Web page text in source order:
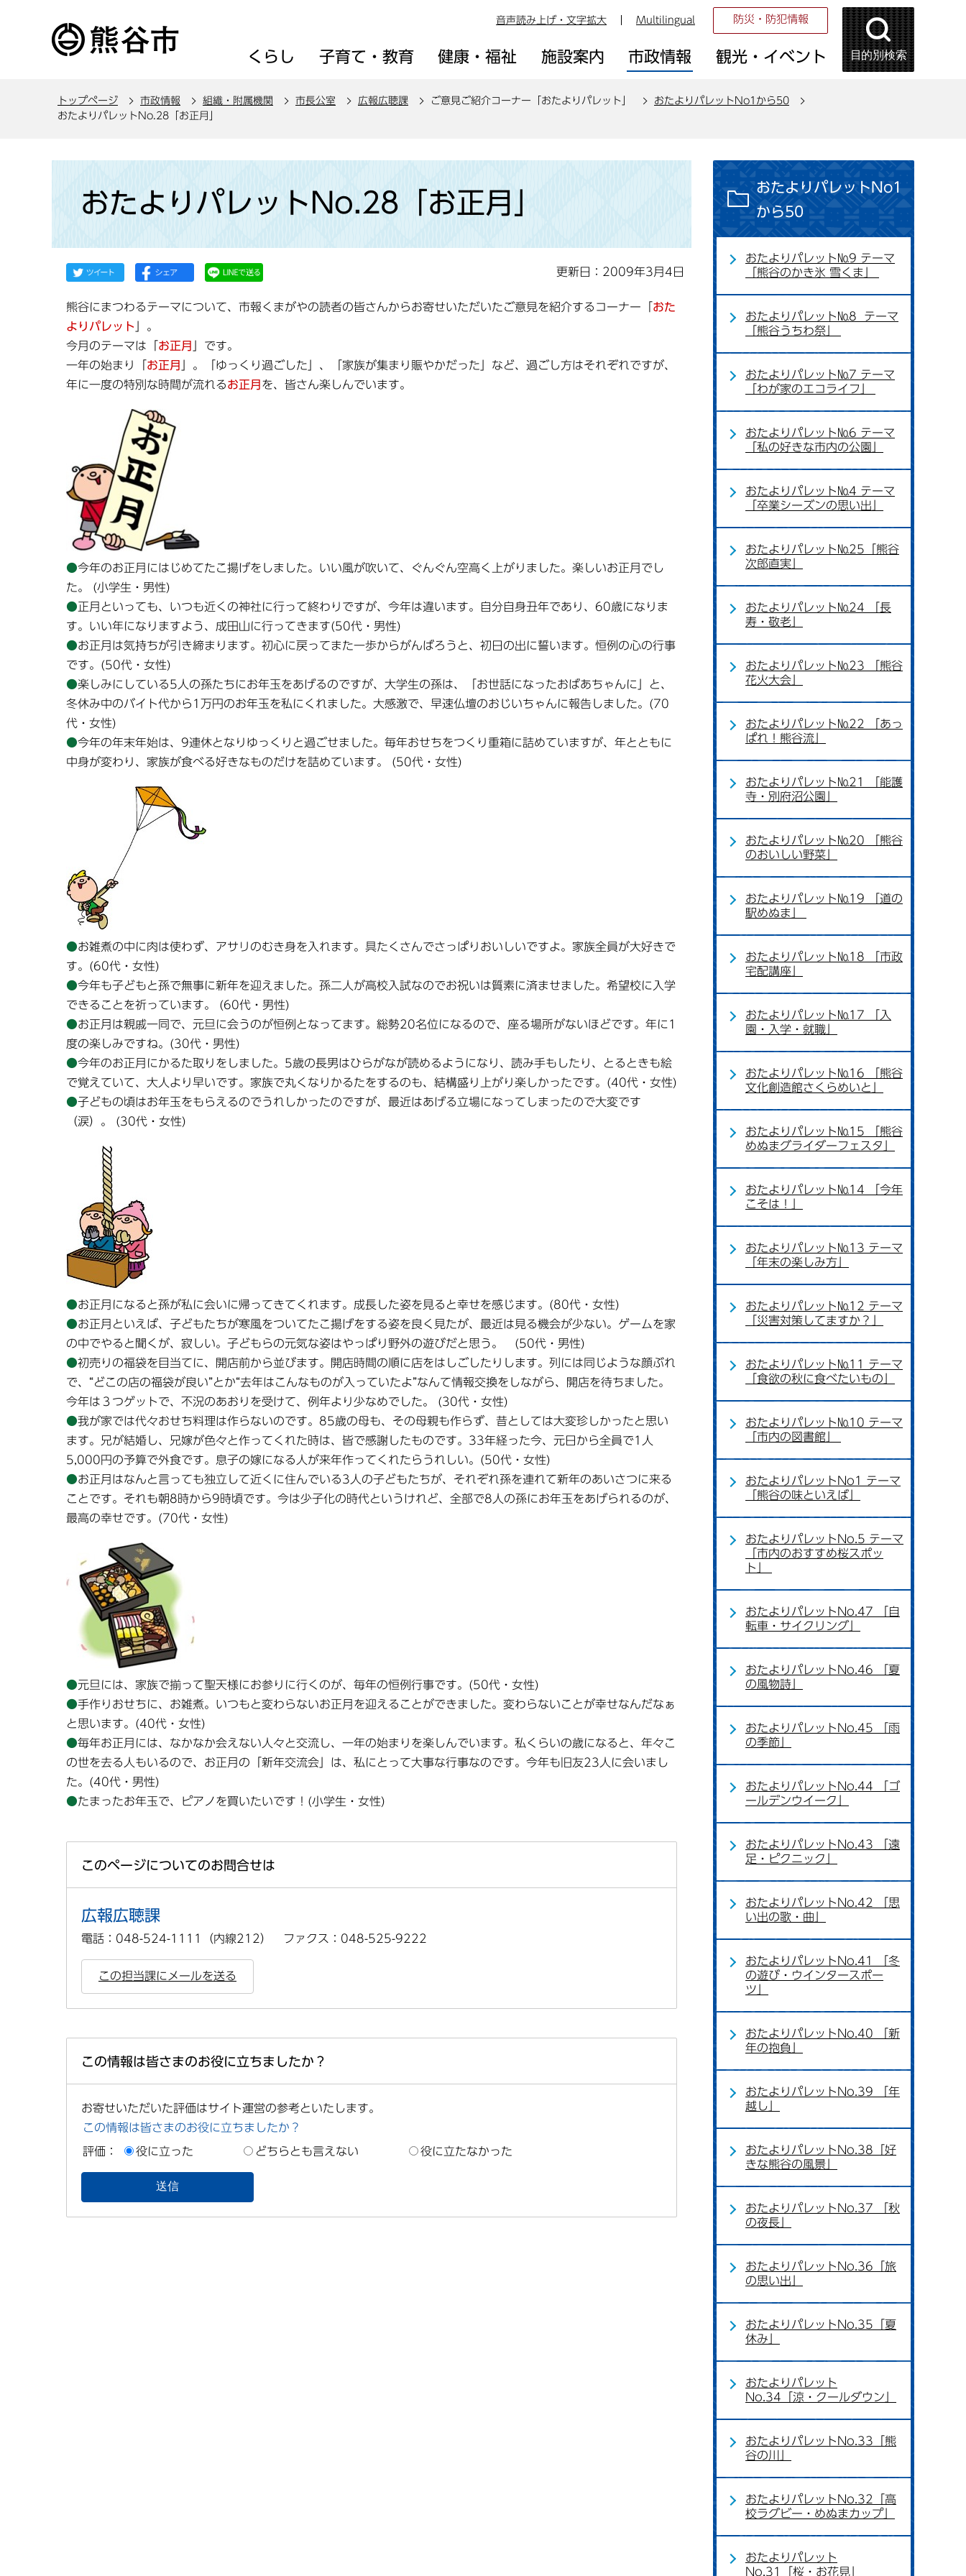
音声読み上げ・文字拡大 Multilingual 防災・防犯情報
くらし 子育て・教育 健康・福祉 施設案内 市政情報 観光・イベント 目的別検索
トップページ 市政情報 組織・附属機関 市長公室 広報広聴課 ご意見ご紹介コーナー「おたよりパレット」
おたよりパレットNo1から50
おたよりパレットNo.28「お正月」
か
おたよりパレットNo.28「お正月」
更新日：2009年3月4日
熊谷にまつわるテーマについて、市報くまがやの読者の皆さんからお寄せいただいたご意見を紹介するコーナー「 おた
よりパレット 」。
今月のテーマは「 お正月
」です。
一年の始まり「 お正月
」。「ゆっくり過ごした」、「家族が集まり賑やかだった」など、過ごし方はそれぞれですが、
年に一度の特別な時間が流れるお正月 を、皆さん楽しんでいます。
●今年のお正月にはじめてたこ揚げをしました。いい風が吹いて、ぐんぐん空高く上がりました。楽しいお正月でし
た。 (小学生・男性)
● 正月といっても、いつも近くの神社に行って終わりですが、今年は違います。自分自身丑年であり、60歳になりま
す。いい年になりますよう、成田山に行ってきます(50代・男性)
●お正月は気持ちが引き締まります。初心に戻ってまた一歩からがんばろうと、初日の出に誓います。恒例の心の行事
です。(50代・女性)
●楽しみにしている5人の孫たちにお年玉をあげるのですが、大学生の孫は、「お世話になったおばあちゃんに」と、
冬休み中のバイト代から1万円のお年玉を私にくれました。大感激で、早速仏壇のおじいちゃんに報告しました。(70
代・女性)
●今年の年末年始は、9連休となりゆっくりと過ごせました。毎年おせちをつくり重箱に詰めていますが、年とともに
中身が変わり、家族が食べる好きなものだけを詰めています。 (50代・女性)
●お雑煮の中に肉は使わず、アサリのむき身を入れます。具たくさんでさっぱりおいしいですよ。家族全員が大好きで
す。(60代・女性)
●今年も子どもと孫で無事に新年を迎えました。孫二人が高校入試なのでお祝いは質素に済ませました。希望校に入学
できることを祈っています。 (60代・男性)
●お正月は親戚一同で、元旦に会うのが恒例となってます。総勢20名位になるので、座る場所がないほどです。年に1
度の楽しみですね。(30代・男性)
●今年のお正月にかるた取りをしました。5歳の長男はひらがなが読めるようになり、読み手もしたり、とるときも絵
で覚えていて、大人より早いです。家族で丸くなりかるたをするのも、結構盛り上がり楽しかったです。(40代・女性)
●子どもの頃はお年玉をもらえるのでうれしかったのですが、最近はあげる立場になってしまったので大変です
（涙）。 (30代・女性)
●お正月になると孫が私に会いに帰ってきてくれます。成長した姿を見ると幸せを感じます。(80代・女性)
●お正月といえば、子どもたちが寒風をついてたこ揚げをする姿を良く見たが、最近は見る機会が少ない。ゲームを家
の中でやると聞くが、寂しい。子どもらの元気な姿はやっぱり野外の遊びだと思う。 (50代・男性)
●初売りの福袋を目当てに、開店前から並びます。開店時間の順に店をはしごしたりします。列には同じような顔ぶれ
で、“どこの店の福袋が良い”とか“去年はこんなものが入っていたよ”なんて情報交換をしながら、開店を待ちました。
今年は３つゲットで、不況のあおりを受けて、例年より少なめでした。 (30代・女性)
●我が家では代々おせち料理は作らないのです。85歳の母も、その母親も作らず、昔としては大変珍しかったと思い
ます。兄が結婚し、兄嫁が色々と作ってくれた時は、皆で感謝したものです。33年経った今、元日から全員で1人
5,000円の予算で外食です。息子の嫁になる人が来年作ってくれたらうれしい。(50代・女性)
●お正月はなんと言っても独立して近くに住んでいる3人の子どもたちが、それぞれ孫を連れて新年のあいさつに来る
ことです。それも朝8時から9時頃です。今は少子化の時代というけれど、全部で8人の孫にお年玉をあげられるのが、
最高の幸せです。(70代・女性)
●元旦には、家族で揃って聖天様にお参りに行くのが、毎年の恒例行事です。(50代・女性)
●手作りおせちに、お雑煮。いつもと変わらないお正月を迎えることができました。変わらないことが幸せなんだなぁ
と思います。(40代・女性)
●毎年お正月には、なかなか会えない人々と交流し、一年の始まりを楽しんでいます。私くらいの歳になると、年々こ
の世を去る人もいるので、お正月の「新年交流会」は、私にとって大事な行事なのです。今年も旧友23人に会いまし
た。(40代・男性)
●たまったお年玉で、ピアノを買いたいです！(小学生・女性)
このページについてのお問合せは
広報広聴課
電話：048-524-1111（内線212） ファクス：048-525-9222
この担当課にメールを送る
この情報は皆さまのお役に立ちましたか？
お寄せいただいた評価はサイト運営の参考といたします。
この情報は皆さまのお役に立ちましたか？
評価： 役に立った どちらとも言えない 役に立たなかった
おたよりパレットNo1
から50
おたよりパレット№9 テーマ
「熊谷のかき氷 雪くま」
おたよりパレット№8 テーマ
「熊谷うちわ祭」
おたよりパレット№7 テーマ
「わが家のエコライフ」
おたよりパレット№6 テーマ
「私の好きな市内の公園」
おたよりパレット№4 テーマ
「卒業シーズンの思い出」
おたよりパレット№25「熊谷
次郎直実」
おたよりパレット№24 「長
寿・敬老」
おたよりパレット№23 「熊谷
花火大会」
おたよりパレット№22 「あっ
ぱれ！熊谷流」
おたよりパレット№21 「能護
寺・別府沼公園」
おたよりパレット№20 「熊谷
のおいしい野菜」
おたよりパレット№19 「道の
駅めぬま」
おたよりパレット№18 「市政
宅配講座」
おたよりパレット№17 「入
園・入学・就職」
おたよりパレット№16 「熊谷
文化創造館さくらめいと」
おたよりパレット№15 「熊谷
めぬまグライダーフェスタ」
おたよりパレット№14 「今年
こそは！」
おたよりパレット№13 テーマ
「年末の楽しみ方」
おたよりパレット№12 テーマ
「災害対策してますか？」
おたよりパレット№11 テーマ
「食欲の秋に食べたいもの」
おたよりパレット№10 テーマ
「市内の図書館」
おたよりパレットNo1 テーマ
「熊谷の味といえば」
おたよりパレットNo.5 テーマ
「市内のおすすめ桜スポッ
ト」
おたよりパレットNo.47 「自
転車・サイクリング」
おたよりパレットNo.46 「夏
の風物詩」
おたよりパレットNo.45 「雨
の季節」
おたよりパレットNo.44 「ゴ
ールデンウイーク」
おたよりパレットNo.43 「遠
足・ピクニック」
おたよりパレットNo.42 「思
い出の歌・曲」
おたよりパレットNo.41 「冬
の遊び・ウインタースポー
ツ」
おたよりパレットNo.40 「新
年の抱負」
おたよりパレットNo.39 「年
越し」
おたよりパレットNo.38「好
きな熊谷の風景」
おたよりパレットNo.37 「秋
の夜長」
おたよりパレットNo.36「旅
の思い出」
おたよりパレットNo.35「夏
休み」
おたよりパレット
No.34「涼・クールダウン」
おたよりパレットNo.33「熊
谷の川」
おたよりパレットNo.32「高
校ラグビー・めぬまカップ」
おたよりパレット
No.31「桜・お花見」